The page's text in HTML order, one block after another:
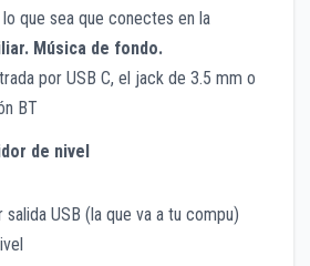
que sea que conectes en la
Música de fondo.
por USB C, el jack de 3.5 mm o
BT
de nivel
salida USB (la que va a tu compu)